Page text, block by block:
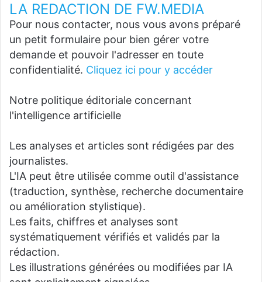
LA REDACTION DE FW.MEDIA
Pour nous contacter, nous vous avons préparé
un petit formulaire pour bien gérer votre
demande et pouvoir l'adresser en toute
confidentialité. Cliquez ici pour y accéder
Notre politique éditoriale concernant
l'intelligence artificielle
Les analyses et articles sont rédigées par des
journalistes.
L'IA peut être utilisée comme outil d'assistance
(traduction, synthèse, recherche documentaire
ou amélioration stylistique).
Les faits, chiffres et analyses sont
systématiquement vérifiés et validés par la
rédaction.
Les illustrations générées ou modifiées par IA